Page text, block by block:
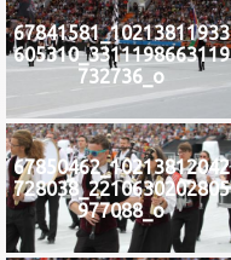
67841581_10213811933
605310_3311198663119
732736_o
67850462_10213812042
728038_2210630202805
977088_o